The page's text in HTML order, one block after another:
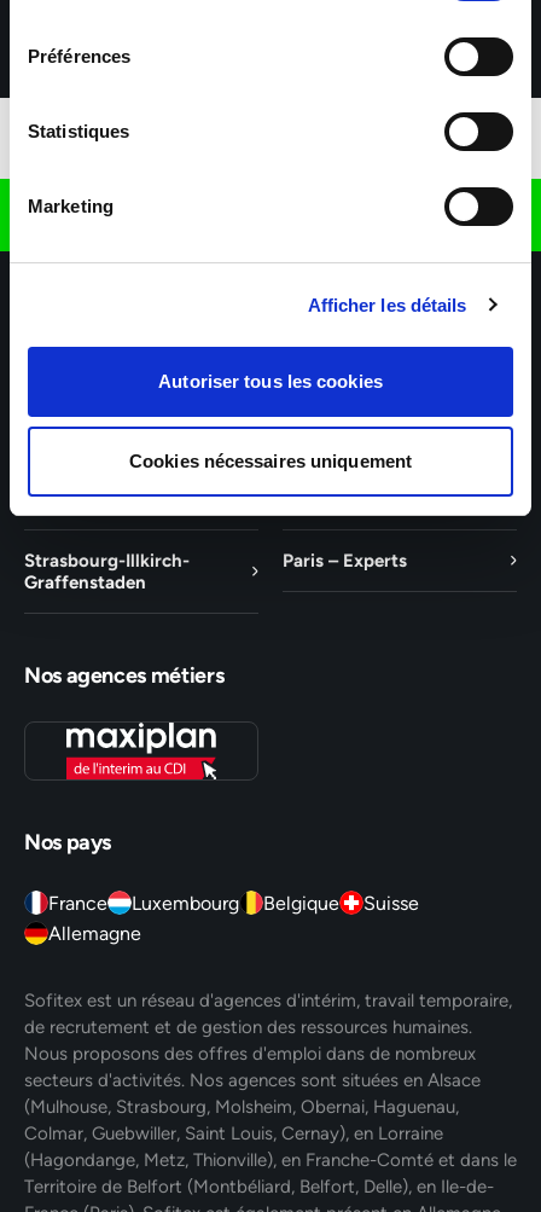
Préférences
Statistiques
Marketing
Afficher les détails
Autoriser tous les cookies
Cookies nécessaires uniquement
Télécharger l'application
Nos agencesNos secteurs d'activitéAide & Contact
Mulhouse – Experts Saint-Louis – Experts
Strasbourg-Illkirch-
Graffenstaden
Paris – Experts
Nos agences métiers
Nos pays
France Luxembourg Belgique
Suisse
Allemagne
Sofitex est un réseau d'agences d'intérim, travail temporaire,
de recrutement et de gestion des ressources humaines.
Nous proposons des offres d'emploi dans de nombreux
secteurs d'activités. Nos agences sont situées en Alsace
(Mulhouse, Strasbourg, Molsheim, Obernai, Haguenau,
Colmar, Guebwiller, Saint Louis, Cernay), en Lorraine
(Hagondange, Metz, Thionville), en Franche-Comté et dans le
Territoire de Belfort (Montbéliard, Belfort, Delle), en Ile-de-